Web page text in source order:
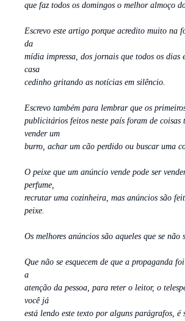
que faz todos os domingos o melhor almoço
Escrevo este artigo porque acredito muito na
da
mídia impressa, dos jornais que todos os dias
casa
cedinho gritando as notícias em silêncio.
Escrevo também para lembrar que os
publicitários feitos neste país foram de coisas
vender um
burro, achar um cão perdido ou buscar uma
O peixe que um anúncio vende pode ser
perfume,
recrutar uma cozinheira, mas anúncios são
peixe.
Os melhores anúncios são aqueles que se não
Que não se esquecem de que a propaganda
a
atenção da pessoa, para reter o leitor, o
você já
está lendo este texto por alguns parágrafos, é